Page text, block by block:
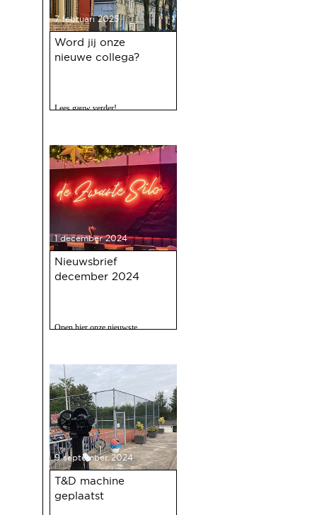
7 februari 2025
Word jij onze
nieuwe collega?
Lees gauw verder!
1 december 2024
Nieuwsbrief
december 2024
Open hier onze nieuwste
12 december a.s.
9 september 2024
T&D machine
geplaatst